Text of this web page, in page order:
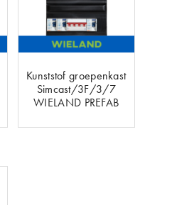
Kunststof groepenkast
Simcast/3F/3/7
WIELAND PREFAB